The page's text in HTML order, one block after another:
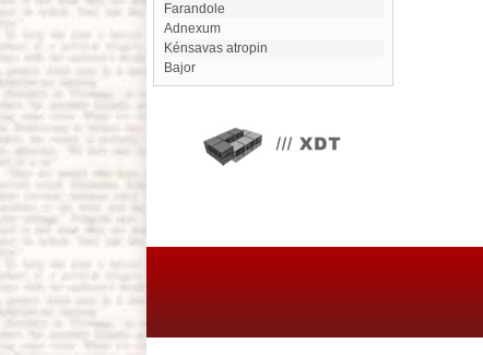
farandole
Adnexum
Kénsavas atropin
Bajor